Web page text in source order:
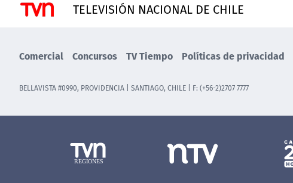
TELEVISIÓN NACIONAL DE CHILE
Comercial Concursos TV Tiempo Políticas de privacidad
BELLAVISTA #0990, PROVIDENCIA | SANTIAGO, CHILE | F: (+56-2)2707 7777